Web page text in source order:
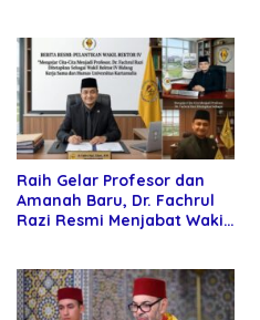
Raih Gelar Profesor dan
Amanah Baru, Dr. Fachrul
Razi Resmi Menjabat Wakil